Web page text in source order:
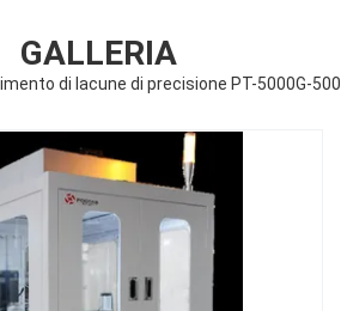
GALLERIA
di lacune di precisione PT-5000G-500